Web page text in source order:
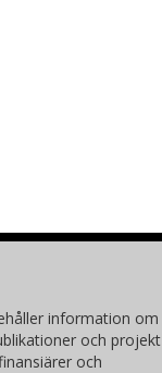
information om
och projekt
och